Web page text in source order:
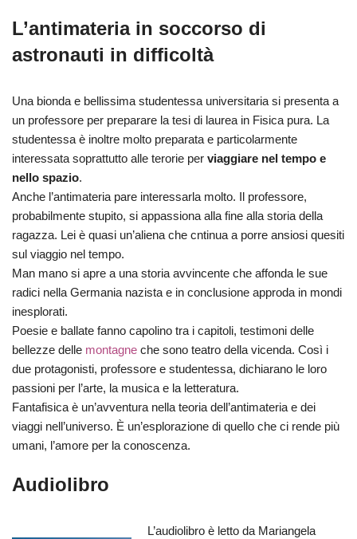
L’antimateria in soccorso di
astronauti in difficoltà
Una bionda e bellissima studentessa universitaria si presenta a
un professore per preparare la tesi di laurea in Fisica pura. La
studentessa è inoltre molto preparata e particolarmente
interessata soprattutto alle terorie per viaggiare nel tempo e
nello spazio.
Anche l’antimateria pare interessarla molto. Il professore,
probabilmente stupito, si appassiona alla fine alla storia della
ragazza. Lei è quasi un’aliena che cntinua a porre ansiosi quesiti
sul viaggio nel tempo.
Man mano si apre a una storia avvincente che affonda le sue
radici nella Germania nazista e in conclusione approda in mondi
inesplorati.
Poesie e ballate fanno capolino tra i capitoli, testimoni delle
bellezze delle montagne che sono teatro della vicenda. Così i
due protagonisti, professore e studentessa, dichiarano le loro
passioni per l’arte, la musica e la letteratura.
Fantafisica è un’avventura nella teoria dell’antimateria e dei
viaggi nell’universo. È un’esplorazione di quello che ci rende più
umani, l’amore per la conoscenza.
Audiolibro
L’audiolibro è letto da Mariangela